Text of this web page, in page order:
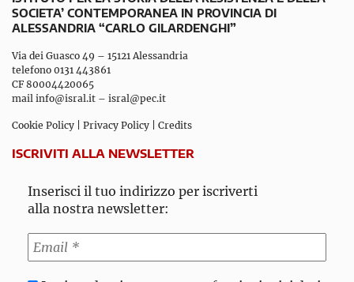
SOCIETA’ CONTEMPORANEA IN PROVINCIA DI
ALESSANDRIA “CARLO GILARDENGHI”
Via dei Guasco 49 – 15121 Alessandria
telefono 0131 443861
CF 80004420065
mail info@isral.it – isral@pec.it
Cookie Policy Privacy Policy Credits
ISCRIVITI ALLA NEWSLETTER
Inserisci il tuo indirizzo per iscriverti
alla nostra newsletter: